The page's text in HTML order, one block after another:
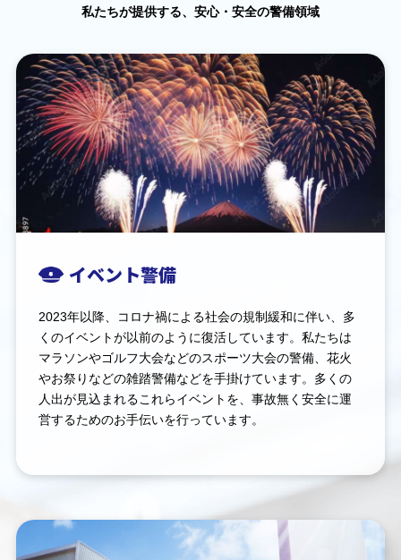
私たちが提供する、安心・安全の警備領域
イベント警備
2023年以降、コロナ禍による社会の規制緩和に伴い、多
くのイベントが以前のように復活しています。私たちは
マラソンやゴルフ大会などのスポーツ大会の警備、花火
やお祭りなどの雑踏警備などを手掛けています。多くの
人出が見込まれるこれらイベントを、事故無く安全に運
営するためのお手伝いを行っています。